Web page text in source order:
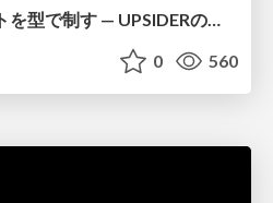
400超のデータポイントを型で制す — UPSIDERの与信審査エンジンを支えるTypeScriptの「柔軟性」と「結合力」＿泉雄介
0 560